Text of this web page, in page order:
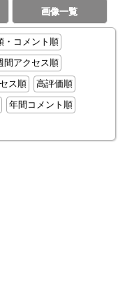
画像一覧
・コメント順
間アクセス順
ス順
高評価順
年間コメント順